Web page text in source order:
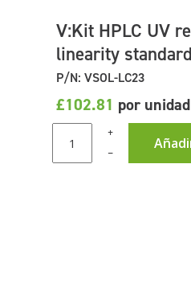
V:Kit HPLC UV
linearity
P/N: VSOL-LC23
£102.81 por unidad
+
–